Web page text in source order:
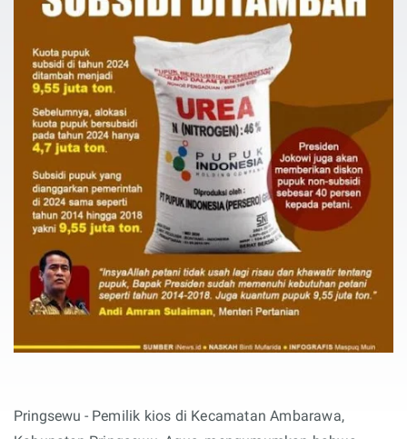
Pringsewu - Pemilik kios di Kecamatan Ambarawa,